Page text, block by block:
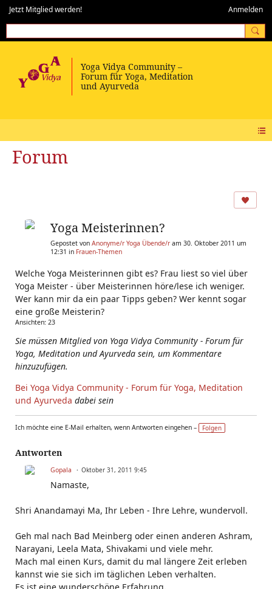
Jetzt Mitglied werden! Anmelden
Forum
Yoga Meisterinnen?
Gepostet von Anonyme/r Yoga Übende/r am 30. Oktober 2011 um
12:31 in Frauen-Themen
Welche Yoga Meisterinnen gibt es? Frau liest so viel über
Yoga Meister - über Meisterinnen höre/lese ich weniger.
Wer kann mir da ein paar Tipps geben? Wer kennt sogar
eine große Meisterin?
Ansichten: 23
Sie müssen Mitglied von Yoga Vidya Community - Forum für
Yoga, Meditation und Ayurveda sein, um Kommentare
hinzuzufügen.
Bei Yoga Vidya Community - Forum für Yoga, Meditation
und Ayurveda dabei sein
Ich möchte eine E-Mail erhalten, wenn Antworten eingehen – Folgen
Antworten
Gopala Oktober 31, 2011 9:45
Namaste,
Shri Anandamayi Ma, Ihr Leben - Ihre Lehre, wundervoll.
Geh mal nach Bad Meinberg oder einen anderen Ashram,
Narayani, Leela Mata, Shivakami und viele mehr.
Mach mal einen Kurs, damit du mal längere Zeit erleben
kannst wie sie sich im täglichen Leben verhalten.
Es ist eine wunderschöne Erfahrung.